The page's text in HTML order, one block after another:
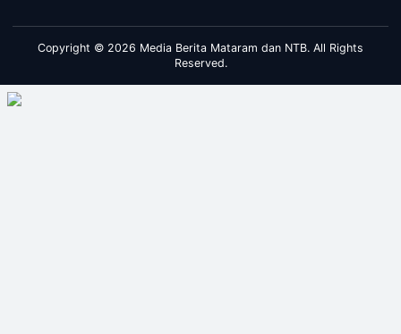
Copyright © 2026 Media Berita Mataram dan NTB. All Rights
Reserved.